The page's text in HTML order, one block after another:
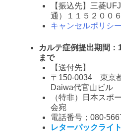
【振込先】三菱
通）１１５２００
キャンセルポリシ
カルテ症例提出期間
まで
【送付先】
〒150-0034 東京
Daiwa代官山ビル
（特非）日本スポ
会宛
電話番号；080-
レターパックライ